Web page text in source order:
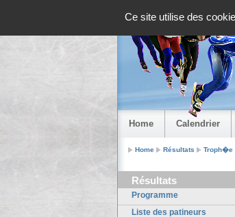
Ce site utilise des
Home Calendrier
Home Résultats Troph�e
Résultats
Programme
Liste des patineurs